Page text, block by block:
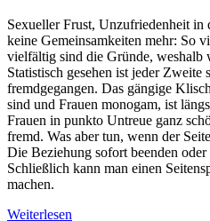
Sexueller Frust, Unzufriedenheit in
keine Gemeinsamkeiten mehr: So
vielfältig sind die Gründe, weshalb
Statistisch gesehen ist jeder Zweite
fremdgegangen. Das gängige
sind und Frauen monogam, ist
Frauen in punkto Untreue ganz
fremd. Was aber tun, wenn der
Die Beziehung sofort beenden
Schließlich kann man einen
machen.
Weiterlesen